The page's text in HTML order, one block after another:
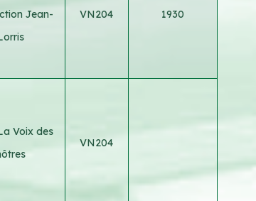
Jean-
VN204 1930
Voix des
VN204